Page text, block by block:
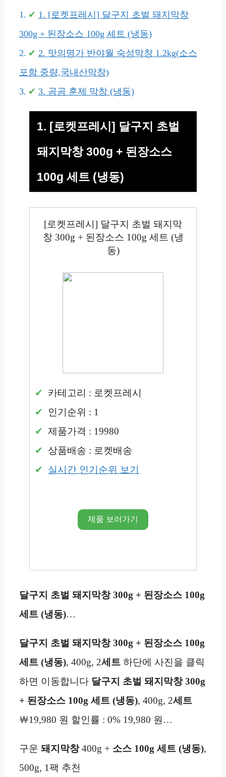
1. [로켓프레시] 달구지 초벌 돼지막창
300g + 된장소스 100g 세트 (냉동)
2. 맛의명가 반야월 숙성막창 1.2kg(소스
포함 중량,국내산막창)
3. 곰곰 훈제 막창 (냉동)
1. [로켓프레시] 달구지 초벌
돼지막창 300g + 된장소스
100g 세트 (냉동)
[로켓프레시] 달구지 초벌 돼지막
창 300g + 된장소스 100g 세트 (냉
동)
카테고리 : 로켓프레시
인기순위 : 1
제품가격 : 19980
상품배송 : 로켓배송
실시간 인기순위 보기
제품 보러가기
달구지 초벌 돼지막창 300g + 된장소스 100g
세트 (냉동)…
달구지 초벌 돼지막창 300g + 된장소스 100g
세트 (냉동), 400g, 2세트 하단에 사진을 클릭
하면 이동합니다 달구지 초벌 돼지막창 300g
+ 된장소스 100g 세트 (냉동), 400g, 2세트
￦19,980 원 할인률 : 0% 19,980 원…
구운 돼지막창400g + 소스 100g 세트 (냉동),
500g, 1팩 추천